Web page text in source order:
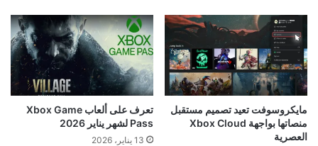
مايكروسوفت تعيد تصميم مستقبل
منصاتها بواجهة Xbox Cloud
العصرية
تعرف على ألعاب Xbox Game
Pass لشهر يناير 2026
13 يناير، 2026